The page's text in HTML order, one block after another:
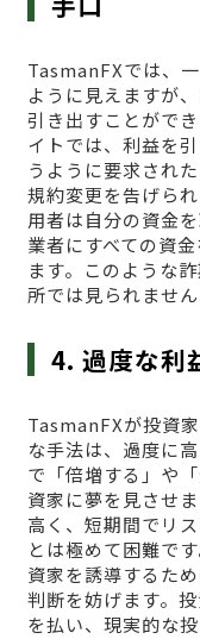
TasmanFXでは、
ように見えますが
引き出すことがで
イトでは、利益を
うように要求され
規約変更を告げら
用者は自分の資金
業者にすべての資
ます。このような
所では見られません
4. 過度な利
TasmanFXが投資
な手法は、過度に
で「倍増する」や
資家に夢を見させ
高く、短期間でリ
とは極めて困難で
資家を誘導するた
判断を妨げます。
を払い、現実的な